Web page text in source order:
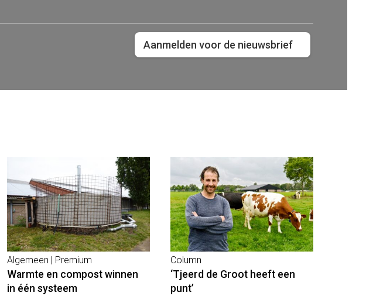
Aanmelden voor de nieuwsbrief
Algemeen | Premium
Warmte en compost winnen
in één systeem
Column
‘Tjeerd de Groot heeft een
punt’